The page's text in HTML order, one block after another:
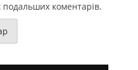
подальших коментарів.